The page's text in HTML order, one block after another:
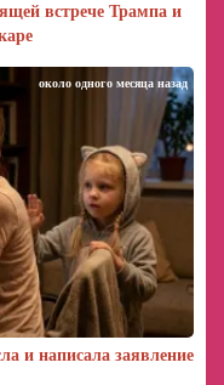
встрече Трампа и
и написала заявление
около одного месяца назад